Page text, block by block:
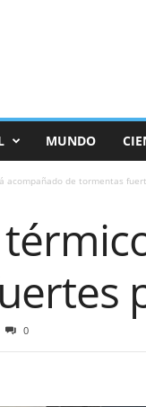
MUNDO
acompañado de tormentas
0